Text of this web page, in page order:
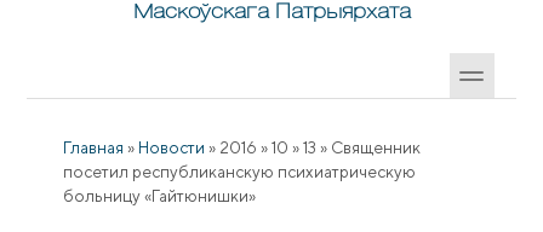
Маскоўскага Патрыярхата
Главная » Новости » 2016 » 10 » 13 » Священник
посетил республиканскую психиатрическую
больницу «Гайтюнишки»